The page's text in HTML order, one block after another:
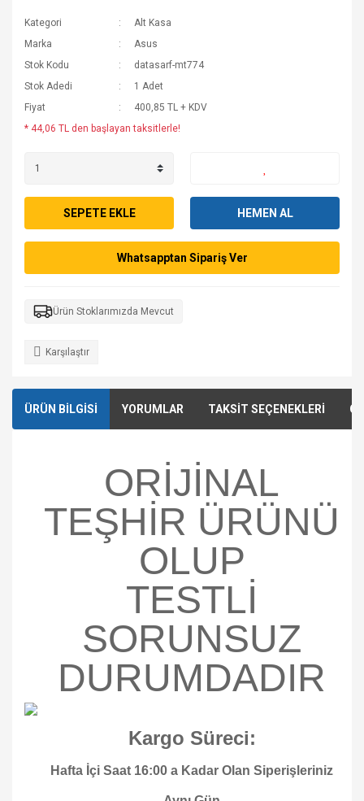
Kategori
Alt Kasa
Marka
Asus
Stok Kodu
datasarf-mt774
Stok Adedi
1 Adet
Fiyat
400,85 TL + KDV
* 44,06 TL den başlayan taksitlerle!
SEPETE EKLE HEMEN AL
Whatsapptan Sipariş Ver
Ürün Stoklarımızda Mevcut
Karşılaştır
ÜRÜN BİLGİSİ YORUMLAR TAKSİT SEÇENEKLERİ
ORİJİNAL
TEŞHİR ÜRÜNÜ
OLUP
TESTLİ
SORUNSUZ
DURUMDADIR
Kargo Süreci:
Hafta İçi Saat 16:00 a Kadar Olan Siperişleriniz